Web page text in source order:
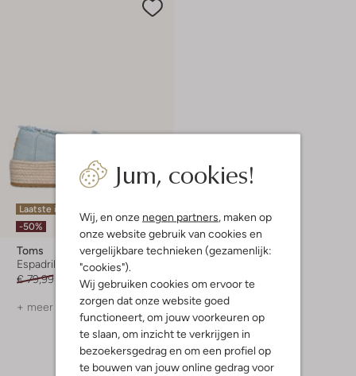
Jum, cookies!
Wij, en onze negen partners, maken op
onze website gebruik van cookies en
vergelijkbare technieken (gezamenlijk:
"cookies").
Wij gebruiken cookies om ervoor te
zorgen dat onze website goed
functioneert, om jouw voorkeuren op
te slaan, om inzicht te verkrijgen in
bezoekersgedrag en om een profiel op
te bouwen van jouw online gedrag voor
Laatste items
-50%
Toms
Espadrilles
€ 79,99
€ 39,99
+ meer kleuren